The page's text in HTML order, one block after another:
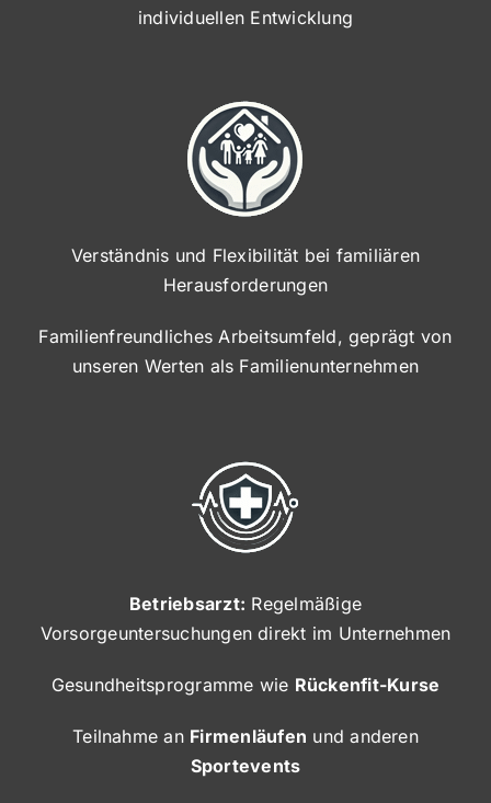
individuellen Entwicklung
Verständnis und Flexibilität bei familiären
Herausforderungen
Familienfreundliches Arbeitsumfeld, geprägt von
unseren Werten als Familienunternehmen
Betriebsarzt: Regelmäßige
Vorsorgeuntersuchungen direkt im Unternehmen
Gesundheitsprogramme wie Rückenfit-Kurse
Teilnahme an Firmenläufen und anderen
Sportevents